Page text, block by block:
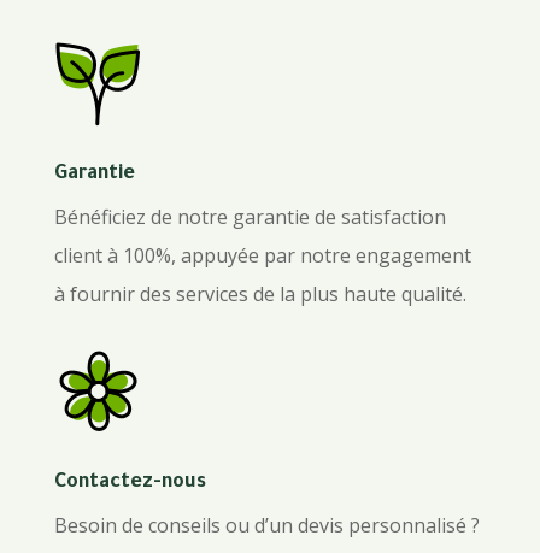
Garantie
Bénéficiez de notre garantie de satisfaction
client à 100%, appuyée par notre engagement
à fournir des services de la plus haute qualité.
Contactez-nous
Besoin de conseils ou d’un devis personnalisé ?